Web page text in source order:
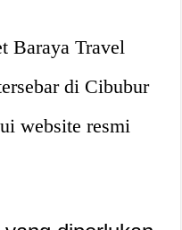
Baraya Travel
di Cibubur
website resmi